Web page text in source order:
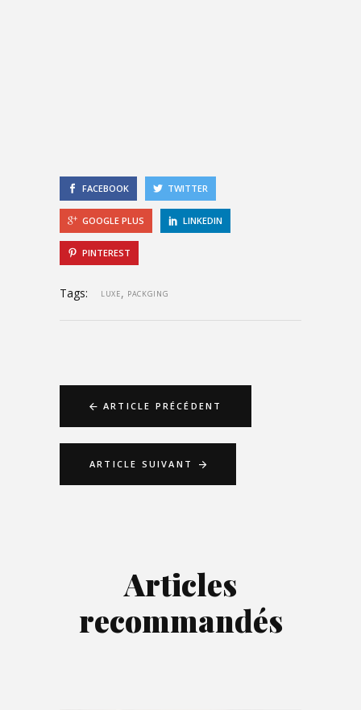
FACEBOOK TWITTER
GOOGLE PLUS LINKEDIN
PINTEREST
Tags: LUXE, PACKGING
ARTICLE PRÉCÉDENT
ARTICLE SUIVANT
Articles
recommandés